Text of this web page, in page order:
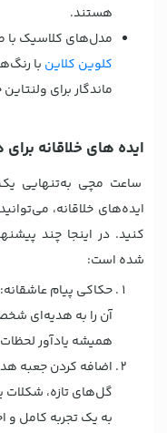
هستند.
مدل‌های کلاسیک
کلوین کلاین با
ماندگار برای
ایده های خلاقانه
ساعت مچی به‌تنهایی
ایده‌های خلاقانه،
کنید. در اینجا چند
شده است:
حکاکی پیام
آن را به هدیه‌ای
همیشه یادآور
اضافه کردن جعبه
گل‌های تازه، شکلات
به یک تجربه کامل